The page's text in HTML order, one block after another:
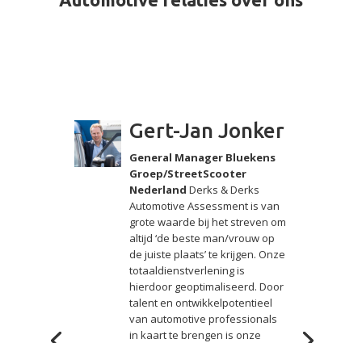
Gert-Jan Jonker
General Manager Bluekens
Groep/StreetScooter
Nederland Derks & Derks
Automotive Assessment is van
grote waarde bij het streven om
altijd ‘de beste man/vrouw op
de juiste plaats’ te krijgen. Onze
totaaldienstverlening is
hierdoor geoptimaliseerd. Door
talent en ontwikkelpotentieel
van automotive professionals
in kaart te brengen is onze